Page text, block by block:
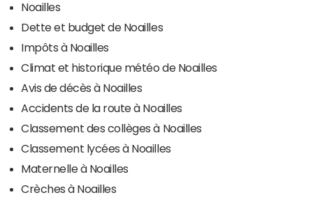
Noailles
Dette et budget de Noailles
Impôts à Noailles
Climat et historique météo de Noailles
Avis de décès à Noailles
Accidents de la route à Noailles
Classement des collèges à Noailles
Classement lycées à Noailles
Maternelle à Noailles
Crèches à Noailles